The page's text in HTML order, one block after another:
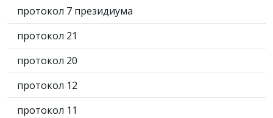
протокол 7 президиума
протокол 21
протокол 20
протокол 12
протокол 11